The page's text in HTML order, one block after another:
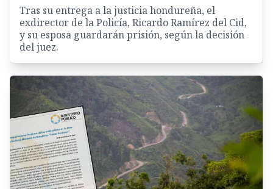
Tras su entrega a la justicia hondureña, el
exdirector de la Policía, Ricardo Ramírez del Cid,
y su esposa guardarán prisión, según la decisión
del juez.